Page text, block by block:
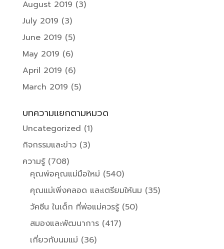
August 2019 (3)
July 2019 (3)
June 2019 (5)
May 2019 (6)
April 2019 (6)
March 2019 (5)
บทความแยกตามหมวด
Uncategorized (1)
กิจกรรมและข่าว(3)
ความรู้(708)
คุณพ่อคุณแม่มือใหม่ (540)
คุณแม่เพิ่งคลอด และเตรียมให้นม (35)
วัคซีน ในเด็ก ที่พ่อแม่ควรรู้(50)
สมองและพัฒนาการ(417)
เกี่ยวกับนมแม่ (36)